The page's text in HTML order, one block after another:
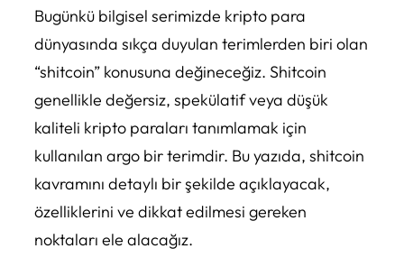
Bugünkü bilgisel serimizde kripto para
dünyasında sıkça duyulan terimlerden biri olan
“shitcoin” konusuna değineceğiz. Shitcoin
genellikle değersiz, spekülatif veya düşük
kaliteli kripto paraları tanımlamak için
kullanılan argo bir terimdir. Bu yazıda, shitcoin
kavramını detaylı bir şekilde açıklayacak,
özelliklerini ve dikkat edilmesi gereken
noktaları ele alacağız.